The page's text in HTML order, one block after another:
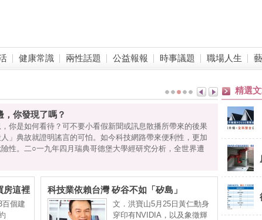
健康常識 兩性話題 公益報報 時事議題 職場人生
，你發現了嗎？
你是如何看待？可不要小看假新聞或訊息散播所帶來的後果
」典故就證明謠言的可怕。如今科技網路帶來便利性，更加
性。二○一九年四月瑞典哥德堡大學經研究分析，全世界遭
房這裡
個建
科技業依賴台灣 矽谷不如「矽島」
文．洪寶山5月25日黃仁勳身
穿印有NVIDIA，以及象徵輝
精選